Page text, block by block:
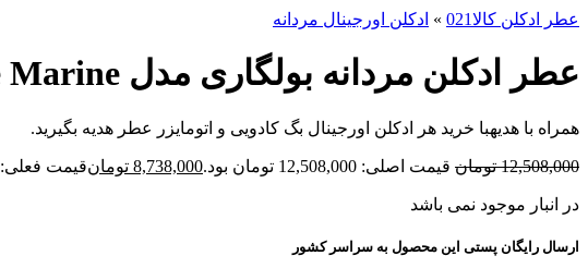
عطر ادکلن کالا021 » ادکلن اورجینال مردانه
عطر ادکلن مردانه بولگاری مدل Aqva Pour Homme Marine حجم 100 میل
همراه با هدیهبا خرید هر ادکلن اورجینال بگ کادویی و اتومایزر عطر هدیه بگیرید.
12,508,000 تومان قیمت اصلی: 12,508,000 تومان بود. 8,738,000 تومانقیمت فعلی: 8,738,000 تومان.
در انبار موجود نمی باشد
ارسال رایگان پستی این محصول به سراسر کشور